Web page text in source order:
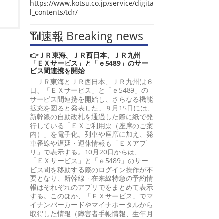
https://www.kotsu.co.jp/service/digita
l_contents/tdr/
📶速報 Breaking news
👉ＪＲ東海、ＪＲ西日本、ＪＲ九州
「ＥＸサービス」と「ｅ5489」のサー
ビス間連携を開始
ＪＲ東海とＪＲ西日本、ＪＲ九州は６
日、「ＥＸサービス」と「ｅ5489」の
サービス間連携を開始し、さらなる機能
拡充を図ると発表した。９月15日には、
新幹線の自動改札を通過した際に紙で発
行している「ＥＸご利用票（座席のご案
内）」を電子化。列車や座席に加え、発
車番線や遅延・運休情報も「ＥＸアプ
リ」で表示する。10月20日からは、
「ＥＸサービス」と「ｅ5489」のサー
ビス間を移動する際のログイン操作が不
要となり、新幹線・在来線特急の予約情
報はそれぞれのアプリでをまとめて表示
する。このほか、「ＥＸサービス」でマ
イナンバーカードやマイナポータルから
取得した情報（障害者手帳情報、生年月